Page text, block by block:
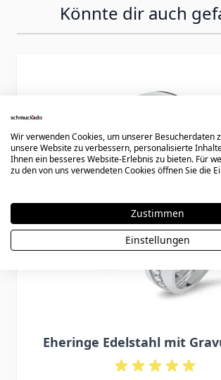
Könnte dir auch
Eheringe Edelstahl mit
Wir verwenden Cookies, um unserer Besucherdaten
unsere Website zu verbessern, personalisierte
Ihnen ein besseres Website-Erlebnis zu bieten. Für
zu den von uns verwendeten Cookies öffnen Sie die
Zustimmen
Einstellungen